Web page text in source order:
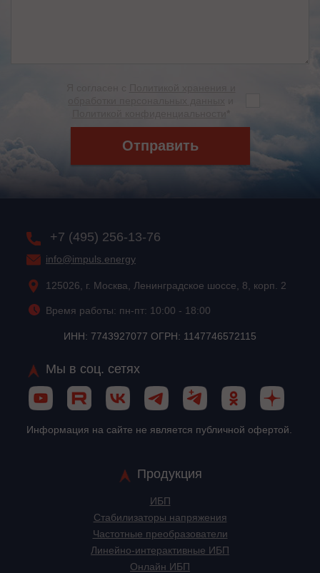
Отправить
+7 (495) 256-13-76
info@impuls.energy
125026, г. Москва, Ленинградское шоссе, 8, корп. 2
Время работы: пн-пт: 10:00 - 18:00
ИНН: 7743927077 ОГРН: 1147746572115
Мы в соц. сетях
Информация на сайте не является публичной офертой.
Продукция
ИБП
Стабилизаторы напряжения
Частотные преобразователи
Линейно-интерактивные ИБП
Онлайн ИБП